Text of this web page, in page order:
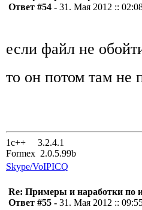
Ответ #54 - 31. Мая 2012 ::
если файл не
то он потом там не
1с++ 3.2.4.1
Formex 2.0.5.99b
Skype/VoIPICQ
Re: Примеры и наработки по
Ответ #55 - 31. Мая 2012 ::